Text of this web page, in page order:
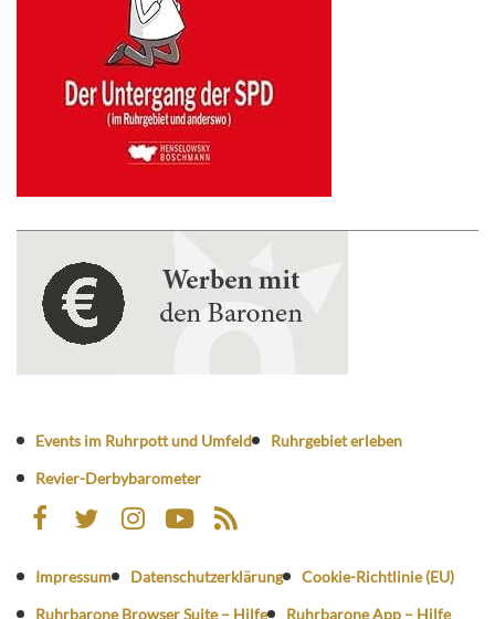
Events im Ruhrpott und Umfeld
Ruhrgebiet erleben
Revier-Derbybarometer
Impressum Datenschutzerklärung
Cookie-Richtlinie (EU)
Ruhrbarone Browser Suite – Hilfe
Ruhrbarone App – Hilfe